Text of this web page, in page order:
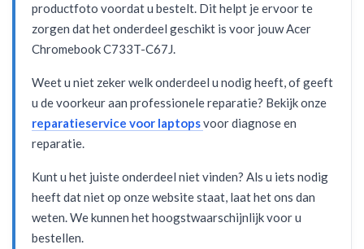
productfoto voordat u bestelt. Dit helpt je ervoor te
zorgen dat het onderdeel geschikt is voor jouw Acer
Chromebook C733T-C67J.
Weet u niet zeker welk onderdeel u nodig heeft, of geeft
u de voorkeur aan professionele reparatie? Bekijk onze
reparatieservice voor laptopsvoor diagnose en
reparatie.
Kunt u het juiste onderdeel niet vinden? Als u iets nodig
heeft dat niet op onze website staat, laat het ons dan
weten. We kunnen het hoogstwaarschijnlijk voor u
bestellen.